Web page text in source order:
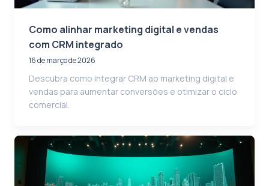
Como alinhar marketing digital e vendas
com CRM integrado
16 de março de 2026
Descubra como integrar CRM ao marketing digital e
vendas para aumentar conversões e otimizar o ciclo
comercial.